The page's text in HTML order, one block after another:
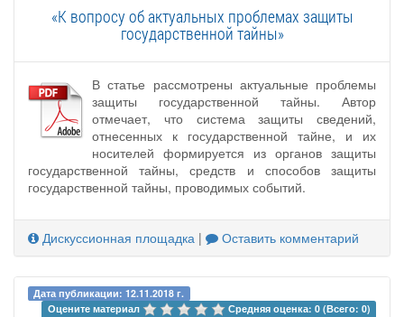
«К вопросу об актуальных проблемах защиты
государственной тайны»
В статье рассмотрены актуальные проблемы
защиты государственной тайны. Автор
отмечает, что система защиты сведений,
отнесенных к государственной тайне, и их
носителей формируется из органов защиты
государственной тайны, средств и способов защиты
государственной тайны, проводимых событий.
Дискуссионная площадка | Оставить комментарий
Дата публикации: 12.11.2018 г.
Оцените материал
Средняя оценка: 0 (Всего: 0)